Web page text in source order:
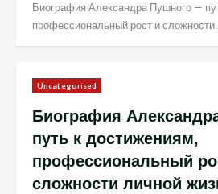
Биография Александра Пушного —
профессиональный рост и сложности
Uncategorised
Биография
путь к достижениям,
профессиональный
сложности личной